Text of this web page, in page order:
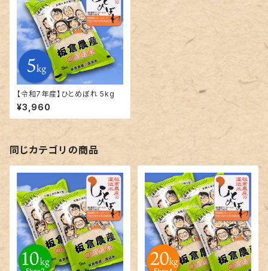
【令和7年産】ひとめぼれ 5kg
¥3,960
同じカテゴリの商品